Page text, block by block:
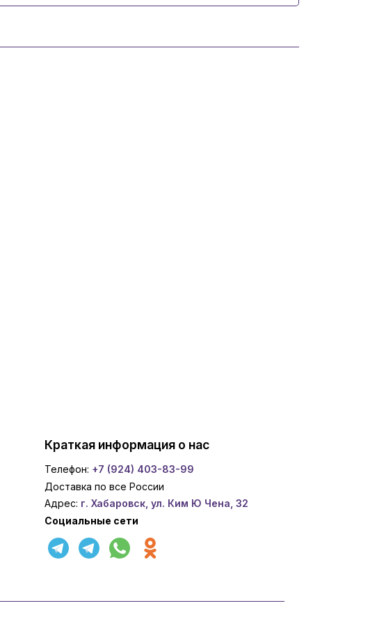
Краткая информация о нас
Телефон: +7 (924) 403-83-99
Доставка по все России
Адрес: г. Хабаровск, ул. Ким Ю Чена, 32
Социальные сети